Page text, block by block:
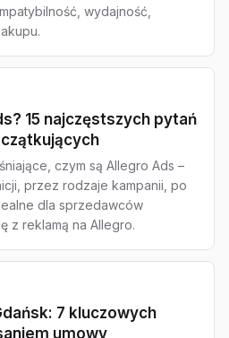
wydajność,
15 najczęstszych pytań
czym są Allegro Ads –
przez rodzaje kampanii, po
dla sprzedawców
z reklamą na Allegro.
7 kluczowych
umowy